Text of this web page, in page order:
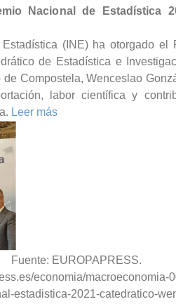
Nacional de Estadística
(INE) ha otorgado el
de Estadística e
Compostela, Wenceslao
labor científica y
Leer más
Fuente: EUROPAPRESS.
economia/macroeconomia-
estadistica-2021-catedratico-